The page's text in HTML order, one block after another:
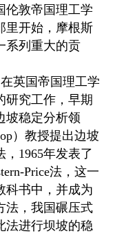
伦敦帝国理工学
里开始，摩根斯
系列重大的贡
英国帝国理工学
研究工作，早期
坡稳定分析领
）教授提出边坡
1965年发表了
Price法，这一
科书中，并成为
法，我国碾压式
法进行坝坡的稳